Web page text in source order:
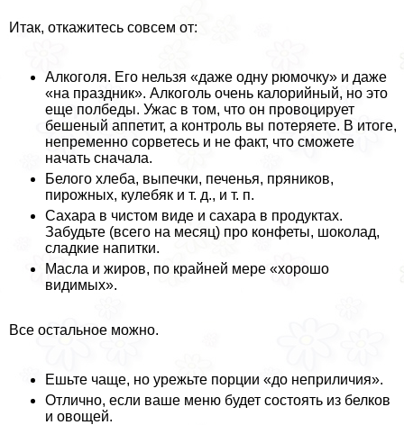
Итак, откажитесь совсем от:
Алкоголя. Его нельзя «даже одну рюмочку» и даже
«на праздник». Алкоголь очень калорийный, но это
еще полбеды. Ужас в том, что он провоцирует
бешеный аппетит, а контроль вы потеряете. В итоге,
непременно сорветесь и не факт, что сможете
начать сначала.
Белого хлеба, выпечки, печенья, пряников,
пирожных, кулебяк и т. д., и т. п.
Сахара в чистом виде и сахара в продуктах.
Забудьте (всего на месяц) про конфеты, шоколад,
сладкие напитки.
Масла и жиров, по крайней мере «хорошо
видимых».
Все остальное можно.
Ешьте чаще, но урежьте порции «до неприличия».
Отлично, если ваше меню будет состоять из белков
и овощей.